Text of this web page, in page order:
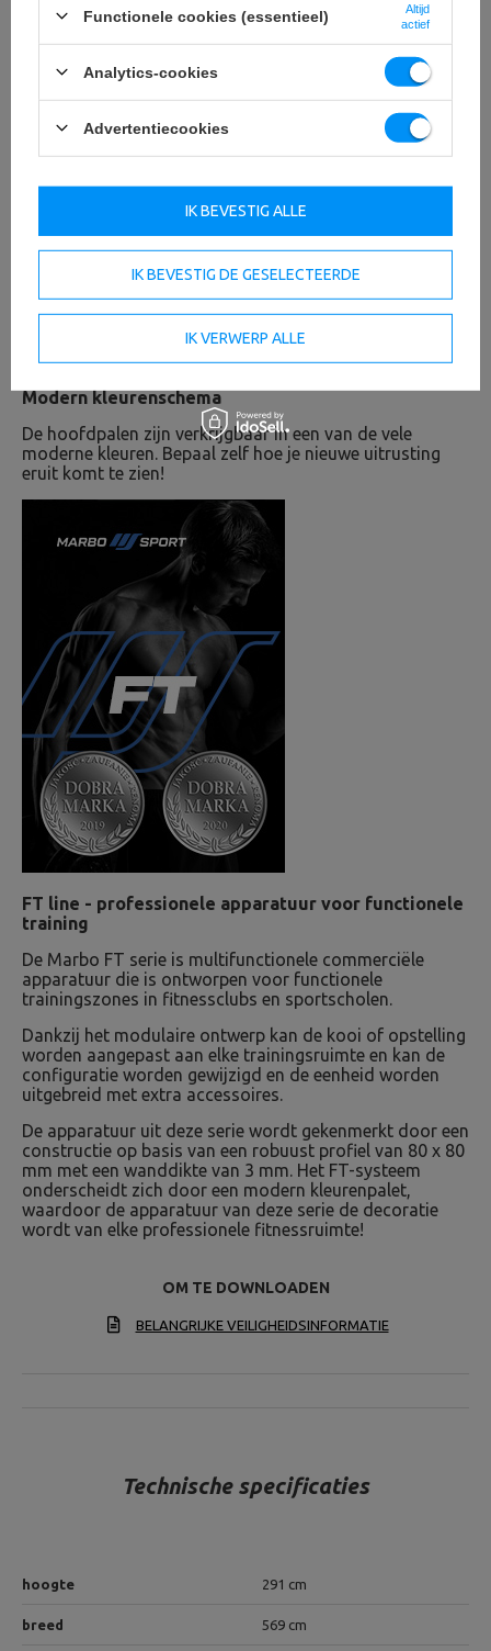
Modern kleurenschema
De hoofdpalen zijn verkrijgbaar in een van de vele
moderne kleuren. Bepaal zelf hoe je nieuwe uitrusting
eruit komt te zien!
FT line - professionele apparatuur voor functionele
training
De Marbo FT serie is multifunctionele commerciële
apparatuur die is ontworpen voor functionele
trainingszones in fitnessclubs en sportscholen.
Dankzij het modulaire ontwerp kan de kooi of opstelling
worden aangepast aan elke trainingsruimte en kan de
configuratie worden gewijzigd en de eenheid worden
uitgebreid met extra accessoires.
De apparatuur uit deze serie wordt gekenmerkt door een
constructie op basis van een robuust profiel van 80 x 80
mm met een wanddikte van 3 mm. Het FT-systeem
onderscheidt zich door een modern kleurenpalet,
waardoor de apparatuur van deze serie de decoratie
wordt van elke professionele fitnessruimte!
OM TE DOWNLOADEN
BELANGRIJKE VEILIGHEIDSINFORMATIE
Technische specificaties
hoogte 291 cm
breed 569 cm
Functionele cookies (essentieel)
Altijd
actief
Analytics-cookies
Advertentiecookies
IK BEVESTIG DE GESELECTEERDE
IK VERWERP ALLE
IK BEVESTIG ALLE